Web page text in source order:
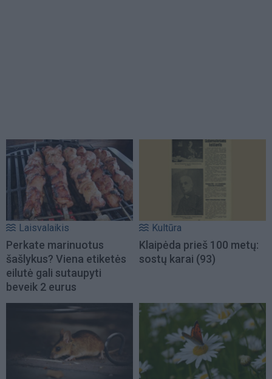
Laisvalaikis
Perkate marinuotus
šašlykus? Viena etiketės
eilutė gali sutaupyti
beveik 2 eurus
Kultūra
Klaipėda prieš 100 metų:
sostų karai (93)